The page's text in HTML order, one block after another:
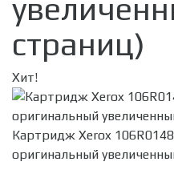
страниц)
Хит!
Картридж Xerox
оригинальный